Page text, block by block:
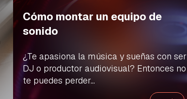
Cómo montar un equipo de
sonido
¿Te apasiona la música y sueñas con ser
DJ o productor audiovisual? Entonces no
te puedes perder...